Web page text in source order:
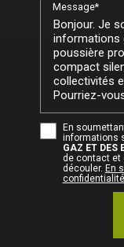
Message*
En
informations
GAZ ET DES
de contact et
découler. En